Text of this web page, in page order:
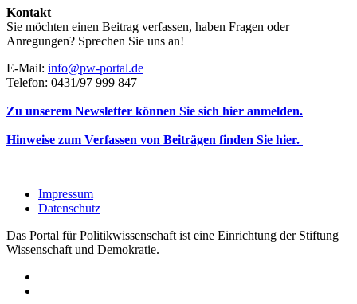
Kontakt
Sie möchten einen Beitrag verfassen, haben Fragen oder
Anregungen? Sprechen Sie uns an!
E-Mail: info@pw-portal.de
Telefon: 0431/97 999 847
Zu unserem Newsletter können Sie sich hier anmelden.
Hinweise zum Verfassen von Beiträgen finden Sie hier.
Impressum
Datenschutz
Das Portal für Politikwissenschaft ist eine Einrichtung der Stiftung
Wissenschaft und Demokratie.